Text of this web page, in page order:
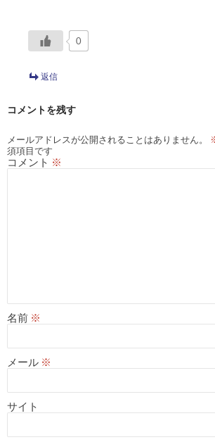
0
返信
コメントを残す
メールアドレスが公開されることはありません。
須項目です
コメント ※
名前 ※
メール ※
サイト